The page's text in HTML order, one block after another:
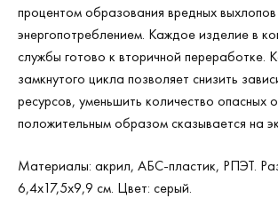
процентом образования вредных
энергопотреблением. Каждое изделие в
службы готово к вторичной переработке.
замкнутого цикла позволяет снизить
ресурсов, уменьшить количество опасных
положительным образом сказывается на
Материалы: акрил, АБС-пластик, РПЭТ.
6,4х17,5х9,9 см. Цвет: серый.